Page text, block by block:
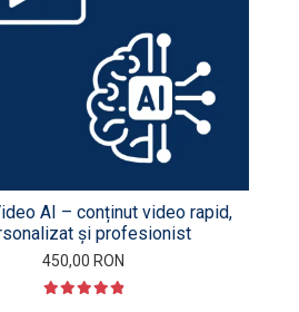
AI – conținut video rapid,
și profesionist
450,00 RON